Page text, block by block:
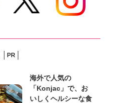
PR
海外で人気の
「Konjac」で、お
いしくヘルシーな食